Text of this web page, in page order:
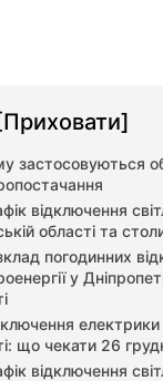
[Приховати]
застосовуються
відключення
області та
погодинних
у
що чекати 26
відключення